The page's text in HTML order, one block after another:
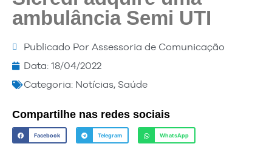
ambulância Semi UTI
Publicado Por Assessoria de Comunicação
Data: 18/04/2022
Categoria: Notícias, Saúde
Compartilhe nas redes sociais
Facebook Telegram WhatsApp